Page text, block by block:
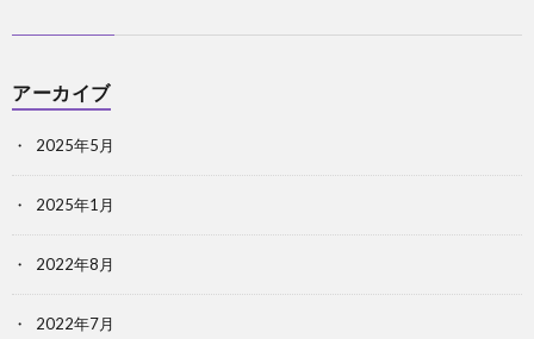
アーカイブ
2025年5月
2025年1月
2022年8月
2022年7月